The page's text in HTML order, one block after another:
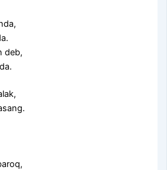
deb,